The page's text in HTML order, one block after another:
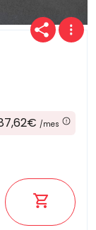
/mes